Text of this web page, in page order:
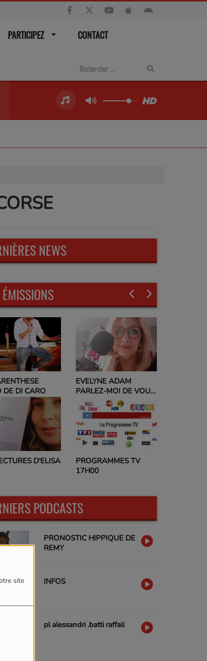
site
PARTICIPEZ CONTACT
NEWS
DE DI CARO
D'ELISA
EVELYNE ADAM
PARLEZ-MOI DE VOUS
ET NO POLITIC
PROGRAMMES TV
17H00
PODCASTS
PRONOSTIC HIPPIQUE DE
REMY
INFOS
pl alessandri .batti raffali